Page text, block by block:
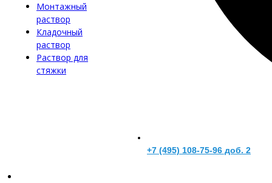
Монтажный
раствор
Кладочный
раствор
Раствор для
стяжки
+7 (495) 108-75-96 доб. 2